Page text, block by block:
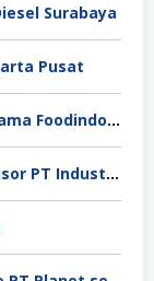
Surabaya
Pusat
Sales Taking Order PT Artha Utama Foodindo Tangerang
Export Trade Marketing Supervisor PT Industri Jamu Dan Farmasi Sido Muncul Tbk, Jakarta